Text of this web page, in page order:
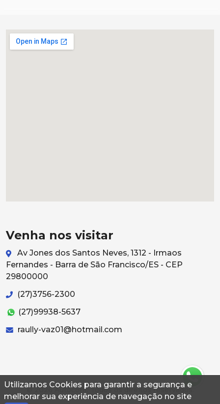
Utilizamos Cookies para garantir a segurança e
melhorar sua experiência de navegação no site
Venha nos visitar
Av Jones dos Santos Neves, 1312 - Irmaos
Fernandes - Barra de São Francisco/ES - CEP
29800000
(27)3756-2300
(27)99938-5637
raully-vaz01@hotmail.com
© 2026 Autoconf. Todos os direitos reservados.